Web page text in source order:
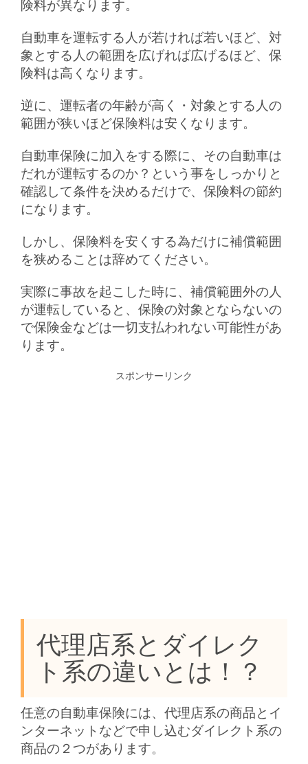
険料が異なります。
自動車を運転する人が若ければ若いほど、対
象とする人の範囲を広げれば広げるほど、保
険料は高くなります。
逆に、運転者の年齢が高く・対象とする人の
範囲が狭いほど保険料は安くなります。
自動車保険に加入をする際に、その自動車は
だれが運転するのか？という事をしっかりと
確認して条件を決めるだけで、保険料の節約
になります。
しかし、保険料を安くする為だけに補償範囲
を狭めることは辞めてください。
実際に事故を起こした時に、補償範囲外の人
が運転していると、保険の対象とならないの
で保険金などは一切支払われない可能性があ
ります。
スポンサーリンク
代理店系とダイレク
ト系の違いとは！？
任意の自動車保険には、代理店系の商品とイ
ンターネットなどで申し込むダイレクト系の
商品の２つがあります。